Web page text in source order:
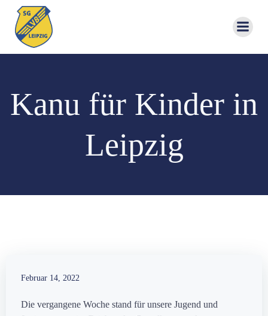
Kanu für Kinder in
Leipzig
Februar 14, 2022
Die vergangene Woche stand für unsere Jugend und